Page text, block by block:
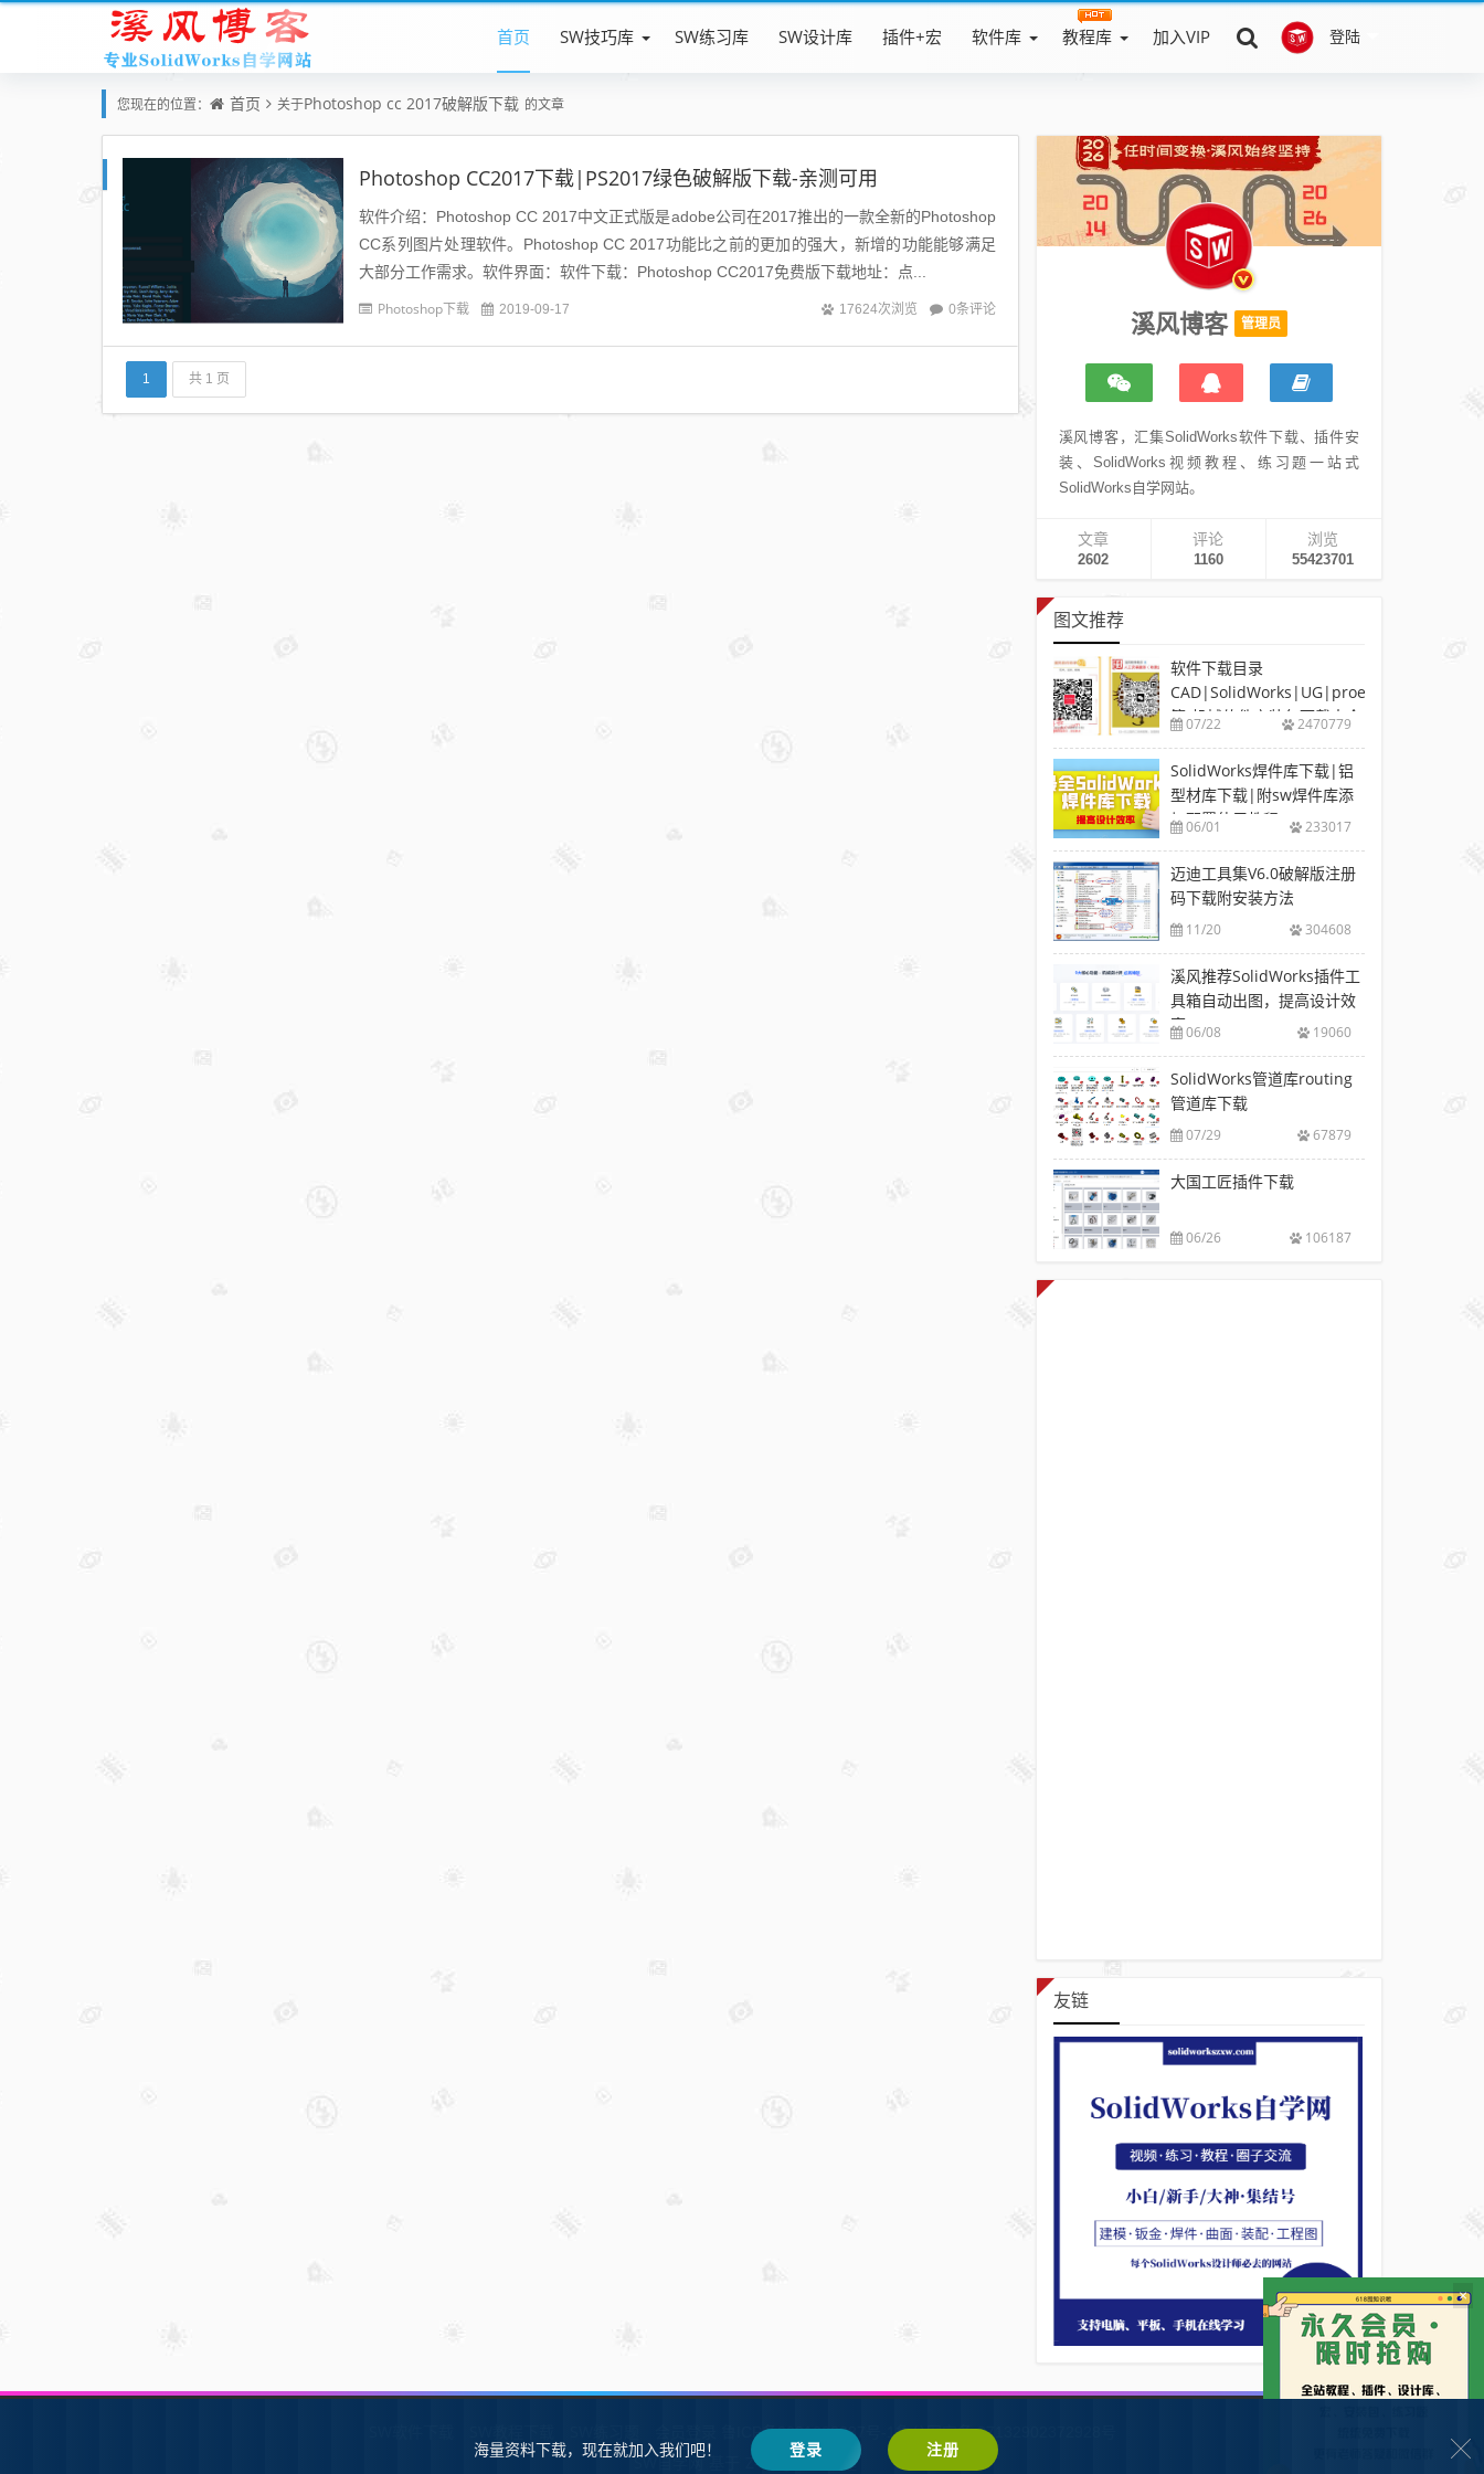
登陆
首页 SW技巧库 SW练习库 SW设计库 插件+宏 软件库 教程库 加入VIP
您现在的位置： 首页 关于Photoshop cc 2017破解版下载 的文章
Photoshop CC2017下载|PS2017绿色破解版下载-亲测可用
软件介绍：Photoshop CC 2017中文正式版是adobe公司在2017推出的一款全新的Photoshop
CC系列图片处理软件。Photoshop CC 2017功能比之前的更加的强大，新增的功能能够满足
大部分工作需求。软件界面：软件下载：Photoshop CC2017免费版下载地址：点...
Photoshop下载 2019-09-17 17624次浏览 0条评论
1 共 1 页
溪风博客 管理员
溪风博客，汇集SolidWorks软件下载、插件安
装、SolidWorks视频教程、练习题一站式
SolidWorks自学网站。
文章
2602
评论
1160
浏览
55423701
图文推荐
软件下载目录
CAD|SolidWorks|UG|proe
等-机械软件安装包下载大全
07/22 2470779
SolidWorks焊件库下载|铝
型材库下载|附sw焊件库添
加配置使用教程
06/01 233017
迈迪工具集V6.0破解版注册
码下载附安装方法
11/20 304608
溪风推荐SolidWorks插件工
具箱自动出图，提高设计效
率06/08 19060
SolidWorks管道库routing
管道库下载
07/29 67879
大国工匠插件下载
06/26 106187
友链
鲁ICP备2021002287号-1鲁公网安备 37132902372928号
SW自学网 Z-BlogPHP 搭建
×
海量资料下载，现在就加入我们吧！ 登录 注册